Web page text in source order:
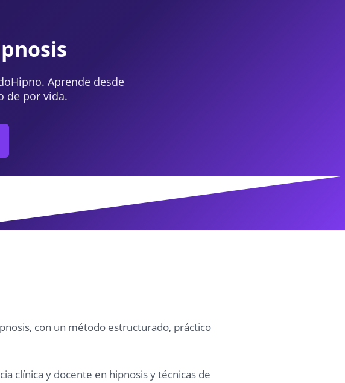
Aprende desde
de por vida.
con un método estructurado, práctico
clínica y docente en hipnosis y técnicas de